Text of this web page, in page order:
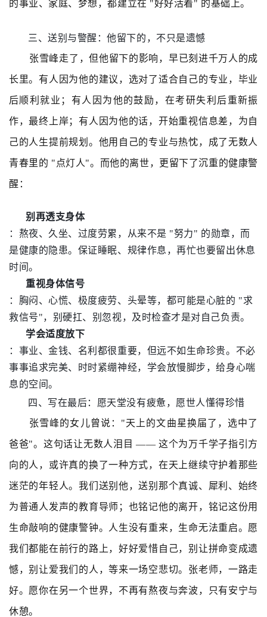
的事业、家庭、梦想，都建立在 "好好活着" 的基础上。
三、送别与警醒：他留下的，不只是遗憾
张雪峰走了，但他留下的影响，早已刻进千万人的成
长里。有人因为他的建议，选对了适合自己的专业，毕业
后顺利就业；有人因为他的鼓励，在考研失利后重新振
作，最终上岸；有人因为他的话，开始重视信息差，为自
己的人生提前规划。他用自己的专业与热忱，成了无数人
青春里的 "点灯人"。而他的离世，更留下了沉重的健康警
醒：
别再透支身体
：熬夜、久坐、过度劳累，从来不是 "努力" 的勋章，而
是健康的隐患。保证睡眠、规律作息，再忙也要留出休息
时间。
重视身体信号
：胸闷、心慌、极度疲劳、头晕等，都可能是心脏的 "求
救信号"，别硬扛、别忽视，及时检查才是对自己负责。
学会适度放下
：事业、金钱、名利都很重要，但远不如生命珍贵。不必
事事追求完美、时时紧绷神经，学会放慢脚步，给身心喘
息的空间。
四、写在最后：愿天堂没有疲惫，愿世人懂得珍惜
张雪峰的女儿曾说："天上的文曲星换届了，选中了
爸爸"。这句话让无数人泪目 —— 这个为万千学子指引方
向的人，或许真的换了一种方式，在天上继续守护着那些
迷茫的年轻人。我们送别他，送别那个真诚、犀利、始终
为普通人发声的教育导师；也铭记他的离开，铭记这份用
生命敲响的健康警钟。人生没有重来，生命无法重启。愿
我们都能在前行的路上，好好爱惜自己，别让拼命变成遗
憾，别让爱我们的人，等来一场空悲切。张老师，一路走
好。愿你在另一个世界，不再有熬夜与奔波，只有安宁与
休憩。